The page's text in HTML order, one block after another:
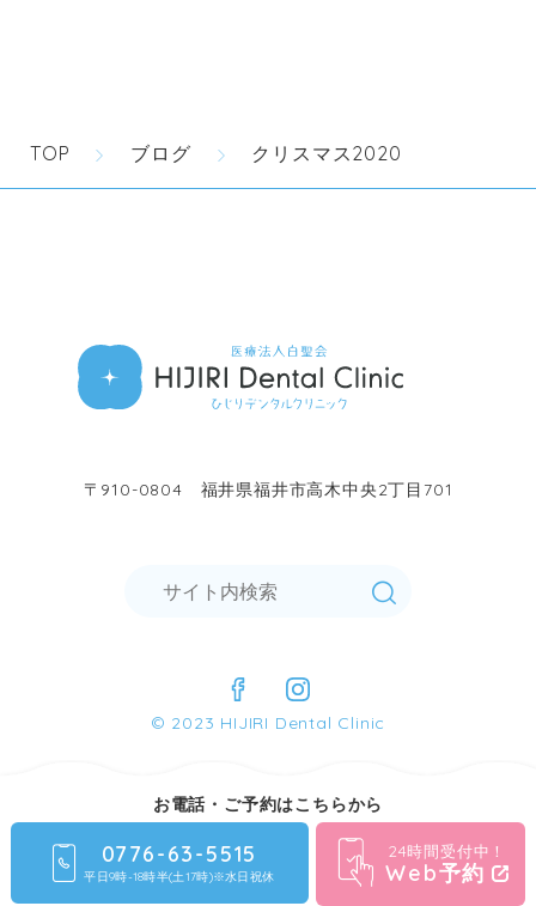
お電話・ご予約はこちらから
0776-63-5515
平日9時-18時半(土17時)※水日祝休
24時間受付中！
Web予約
TOP ブログ クリスマス2020
〒910-0804 福井県福井市高木中央2丁目701
© 2023 HIJIRI Dental Clinic